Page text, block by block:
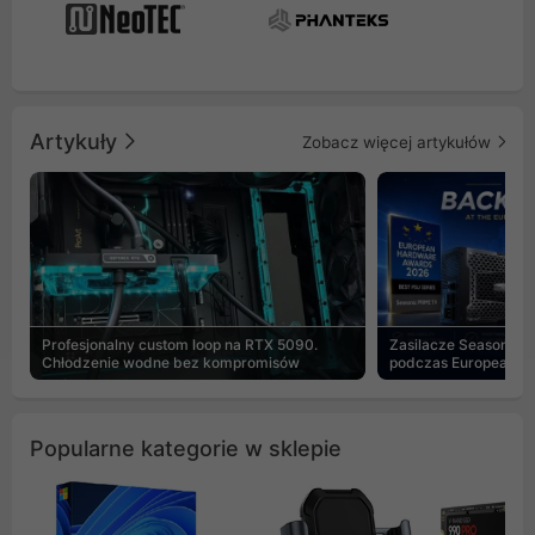
Artykuły Zobacz więcej artykułów
Profesjonalny custom loop na RTX 5090.
Chłodzenie wodne bez kompromisów
Zasilacze Seasonic
podczas European
Popularne kategorie w sklepie